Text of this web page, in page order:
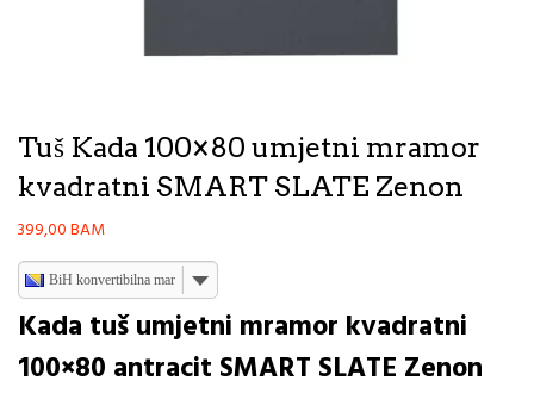
Tuš Kada 100×80 umjetni mramor
kvadratni SMART SLATE Zenon
399,00BAM
BiH konvertibilna marka
Kada tuš umjetni mramor kvadratni
100×80 antracit SMART SLATE Zenon